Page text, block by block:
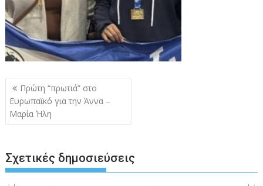
Πλοήγηση
άρθρων
Πρώτη “πρωτιά” στο
Ευρωπαϊκό για την Άννα –
Μαρία Ήλη
Σχετικές δημοσιεύσεις